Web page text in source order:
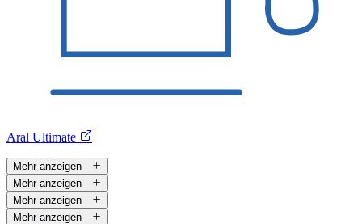
Aral Ultimate
Mehr anzeigen
Mehr anzeigen
Mehr anzeigen
Mehr anzeigen